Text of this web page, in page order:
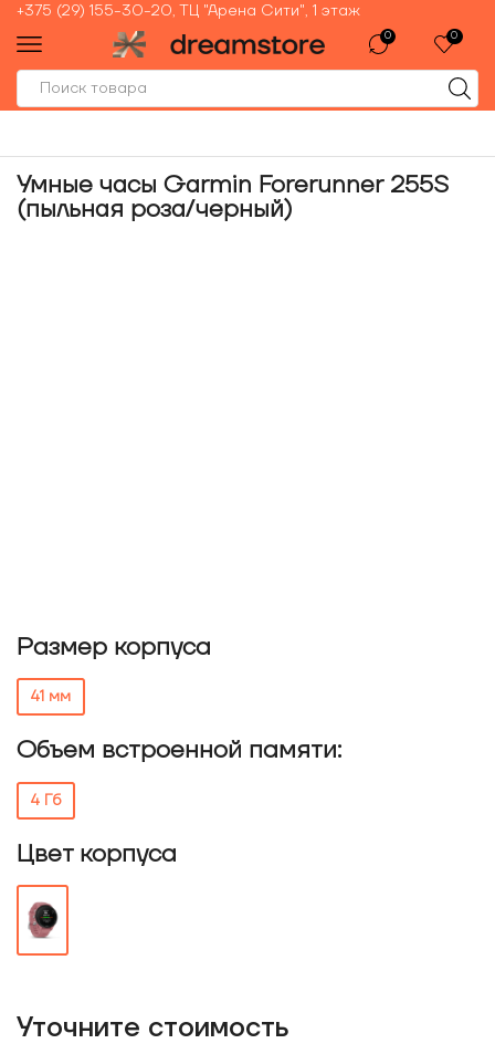
+375 (29) 155-30-20, ТЦ "Арена Сити", 1 этаж
0 0
Умные часы Garmin Forerunner 255S
(пыльная роза/черный)
Размер корпуса
41 мм
Объем встроенной памяти:
4 Гб
Цвет корпуса
Уточнитe стоимость